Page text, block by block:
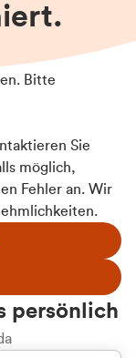
Bitte
Sie
möglich,
Fehler an. Wir
persönlich